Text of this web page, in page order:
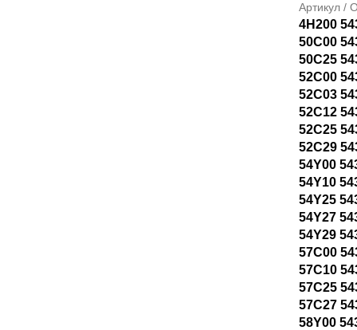
Артикул /
4H200
50C00
50C25
52C00
52C03
52C12
52C25
52C29
54Y00
54Y10
54Y25
54Y27
54Y29
57C00
57C10
57C25
57C27
58Y00